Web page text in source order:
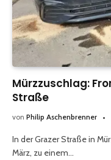
Mürzzuschlag:
Straße
von Philip Aschenbrenner
In der Grazer Straße in
März, zu einem…